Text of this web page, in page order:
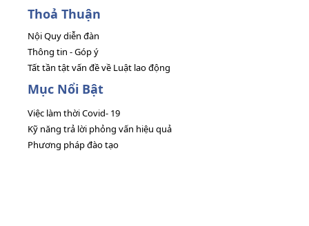
Thoả Thuận
Nội Quy diễn đàn
Thông tin - Góp ý
Tất tần tật vấn đề về Luật lao động
Mục Nổi Bật
Việc làm thời Covid- 19
Kỹ năng trả lời phỏng vấn hiệu quả
Phương pháp đào tạo